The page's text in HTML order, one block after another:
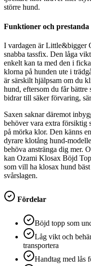
större hund.
Funktioner och prestanda
I vardagen är Little&bigger
snabba tassfix. Den låga
enkelt kan ta med den i
klorna på hunden ute i
är särskilt hjälpsam om du
hund, eftersom du får
bidrar till säker förvaring,
Saxen saknar däremot
behöver vara extra försiktig
på mörka klor. Den känns
dyrare klotång hund-
behöva anstränga dig mer.
kan Ozami Klosax Böjd
som vill ha klosax hund
svårslagen.
Fördelar
Böjd topp som
Låg vikt och
transportera
Handtag med lås